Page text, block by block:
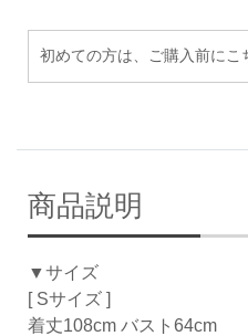
初めての方は、ご購入前にこ
商品説明
▼サイズ
[ Sサイズ ]
着丈108cm バスト64cm